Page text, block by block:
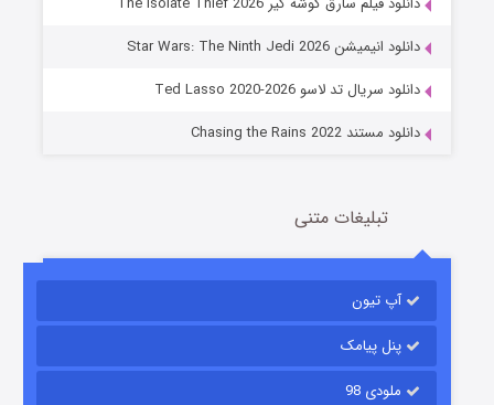
جادوگری در مغولستان
قسمت 14 (زیرنویس) منتشر شد
دانلود انیمیشن Star Wars: The Ninth Jedi 2026
دانلود سریال تد لاسو Ted Lasso 2020-2026
دانلود مستند Chasing the Rains 2022
تبلیغات متنی
آپ تیون
پنل پیامک
ملودی 98